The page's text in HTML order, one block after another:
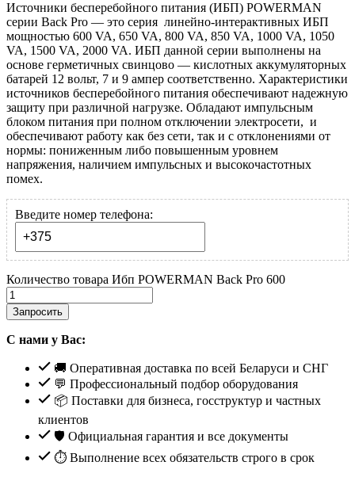
Источники бесперебойного питания (ИБП) POWERMAN
серии Back Pro — это серия линейно-интерактивных ИБП
мощностью 600 VA, 650 VA, 800 VA, 850 VA, 1000 VA, 1050
VA, 1500 VA, 2000 VA. ИБП данной серии выполнены на
основе герметичных свинцово — кислотных аккумуляторных
батарей 12 вольт, 7 и 9 ампер соответственно. Характеристики
источников бесперебойного питания обеспечивают надежную
защиту при различной нагрузке. Обладают импульсным
блоком питания при полном отключении электросети, и
обеспечивают работу как без сети, так и с отклонениями от
нормы: пониженным либо повышенным уровнем
напряжения, наличием импульсных и высокочастотных
помех.
Введите номер телефона:
Количество товара Ибп POWERMAN Back Pro 600
Запросить
С нами у Вас:
🚚 Оперативная доставка по всей Беларуси и СНГ
💬 Профессиональный подбор оборудования
📦 Поставки для бизнеса, госструктур и частных
клиентов
🛡️ Официальная гарантия и все документы
⏱ Выполнение всех обязательств строго в срок